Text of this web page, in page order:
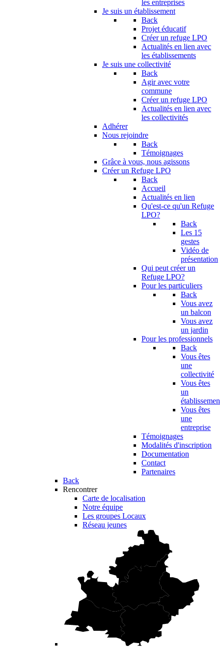
les entreprises
Je suis un établissement
Back
Projet éducatif
Créer un refuge LPO
Actualités en lien avec
les établissements
Je suis une collectivité
Back
Agir avec votre
commune
Créer un refuge LPO
Actualités en lien avec
les collectivités
Adhérer
Nous rejoindre
Back
Témoignages
Grâce à vous, nous agissons
Créer un Refuge LPO
Back
Accueil
Actualités en lien
Qu'est-ce qu'un Refuge
LPO?
Back
Les 15
gestes
Vidéo de
présentation
Qui peut créer un
Refuge LPO?
Pour les particuliers
Back
Vous avez
un balcon
Vous avez
un jardin
Pour les professionnels
Back
Vous êtes
une
collectivité
Vous êtes
un
Vous êtes
une
entreprise
Témoignages
Modalités d'inscription
Documentation
Contact
Partenaires
Back
Rencontrer
Carte de localisation
Notre équipe
Les groupes Locaux
Réseau jeunes